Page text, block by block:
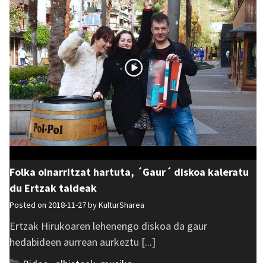
Folka oinarritzat hartuta, ´Gaur´ diskoa kaleratu
du Ertzak taldeak
Posted on 2018-11-27 byKulturSharea
Ertzak Hirukoaren lehenengo diskoa da gaur
hedabideen aurrean aurkeztu [...]